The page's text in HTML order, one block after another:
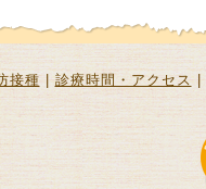
接種|診療時間・アクセス|